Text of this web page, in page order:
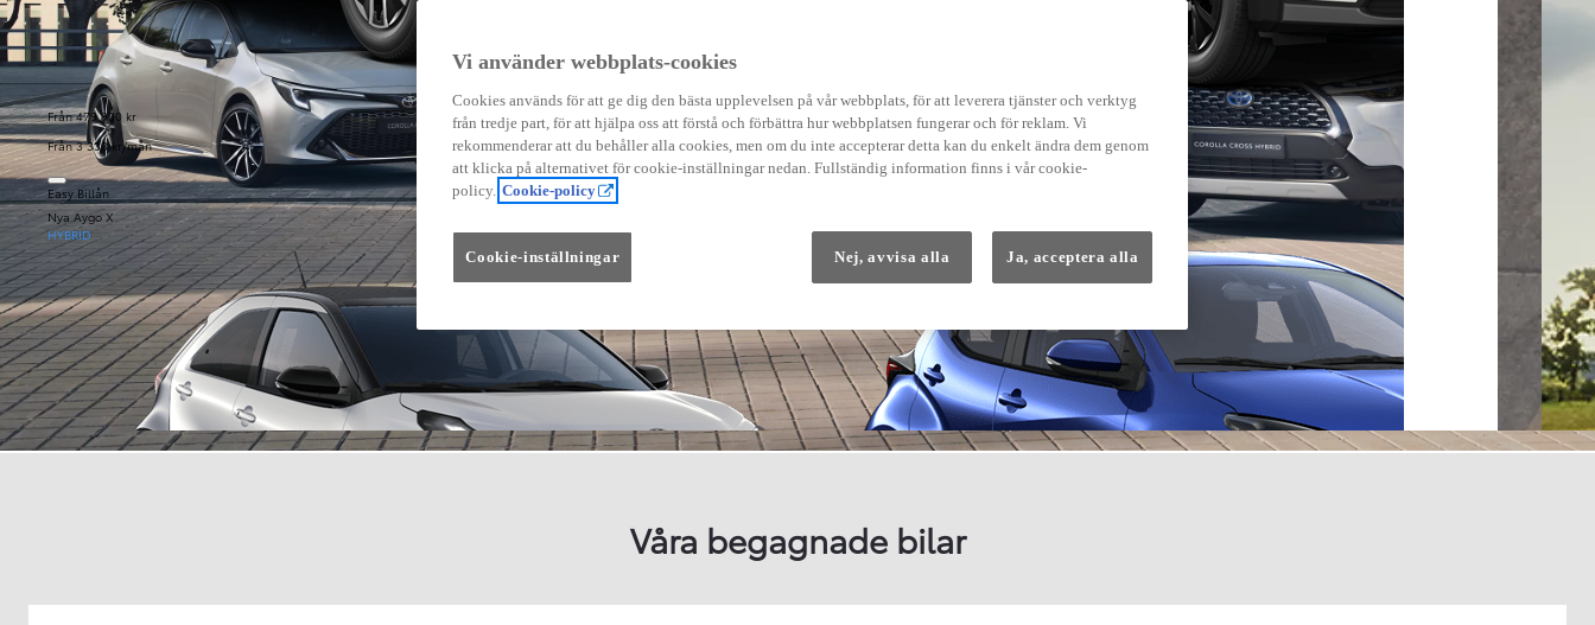
Från 479 900 kr
Från 3 333 kr/mån
Easy Billån
Från 569 900 kr
Från 3 958 kr/mån
Nya Aygo X
HYBRID
HYBRID
Våra begagnade bilar
Vi använder webbplats-cookies
Cookies används för att ge dig den bästa upplevelsen på vår webbplats, för att leverera tjänster och verktyg
från tredje part, för att hjälpa oss att förstå och förbättra hur webbplatsen fungerar och för reklam. Vi
rekommenderar att du behåller alla cookies, men om du inte accepterar detta kan du enkelt ändra dem genom
att klicka på alternativet för cookie-inställningar nedan. Fullständig information finns i vår cookie-
policy. Cookie-policy
Cookie-inställningar Nej, avvisa alla Ja, acceptera alla